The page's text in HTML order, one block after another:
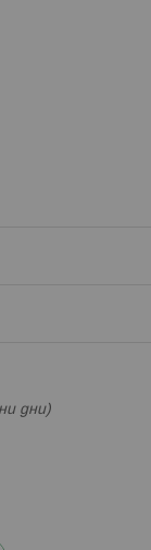
дни)